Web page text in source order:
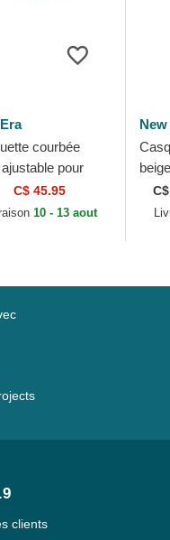
courbée
pour
9FORTY Mini
New York
C$ 45.95
10 - 13 aout
clients